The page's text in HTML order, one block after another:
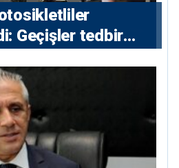
Geçişler tedbir